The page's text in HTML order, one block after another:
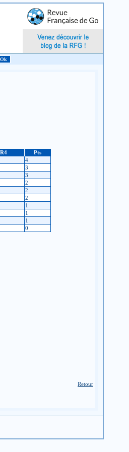
R4
Pts
4
3
3
2
2
2
1
1
1
0
Retour